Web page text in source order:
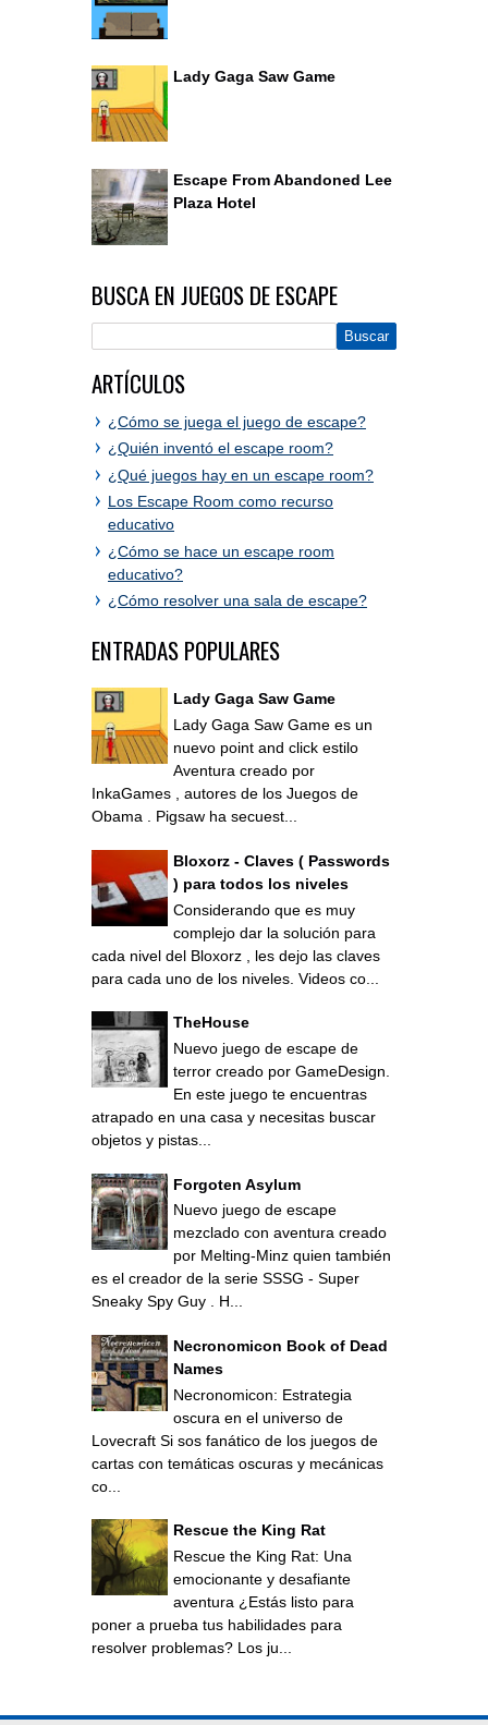
Lady Gaga Saw Game
Escape From Abandoned Lee
Plaza Hotel
BUSCA EN JUEGOS DE ESCAPE
ARTÍCULOS
¿Cómo se juega el juego de escape?
¿Quién inventó el escape room?
¿Qué juegos hay en un escape room?
Los Escape Room como recurso
educativo
¿Cómo se hace un escape room
educativo?
¿Cómo resolver una sala de escape?
ENTRADAS POPULARES
Lady Gaga Saw Game
Lady Gaga Saw Game es un
nuevo point and click estilo
Aventura creado por
InkaGames , autores de los Juegos de
Obama . Pigsaw ha secuest...
Bloxorz - Claves ( Passwords
) para todos los niveles
Considerando que es muy
complejo dar la solución para
cada nivel del Bloxorz , les dejo las claves
para cada uno de los niveles. Videos co...
TheHouse
Nuevo juego de escape de
terror creado por GameDesign.
En este juego te encuentras
atrapado en una casa y necesitas buscar
objetos y pistas...
Forgoten Asylum
Nuevo juego de escape
mezclado con aventura creado
por Melting-Minz quien también
es el creador de la serie SSSG - Super
Sneaky Spy Guy . H...
Necronomicon Book of Dead
Names
Necronomicon: Estrategia
oscura en el universo de
Lovecraft Si sos fanático de los juegos de
cartas con temáticas oscuras y mecánicas
co...
Rescue the King Rat
Rescue the King Rat: Una
emocionante y desafiante
aventura ¿Estás listo para
poner a prueba tus habilidades para
resolver problemas? Los ju...